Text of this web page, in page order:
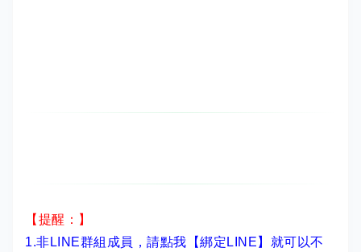
【提醒：】
1.非LINE群組成員， 請點我【綁定LINE】 就可以不